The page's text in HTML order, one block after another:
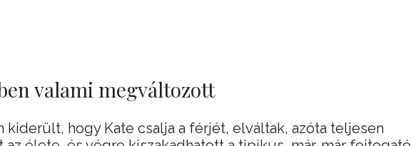
valami megváltozott
kiderült, hogy Kate csalja a férjét, elváltak, azóta teljesen